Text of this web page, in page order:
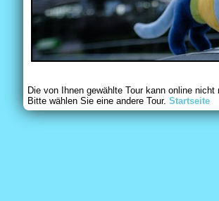
Die von Ihnen gewählte Tour kann online nicht
Bitte wählen Sie eine andere Tour. Startseite